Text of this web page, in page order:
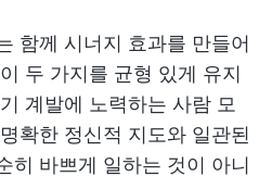
함께 시너지 효과를 만들어
두 가지를 균형 있게 유지
계발에 노력하는 사람 모
확한 정신적 지도와 일관된
히 바쁘게 일하는 것이 아니